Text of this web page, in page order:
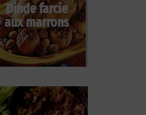
Dinde farcie
aux marrons